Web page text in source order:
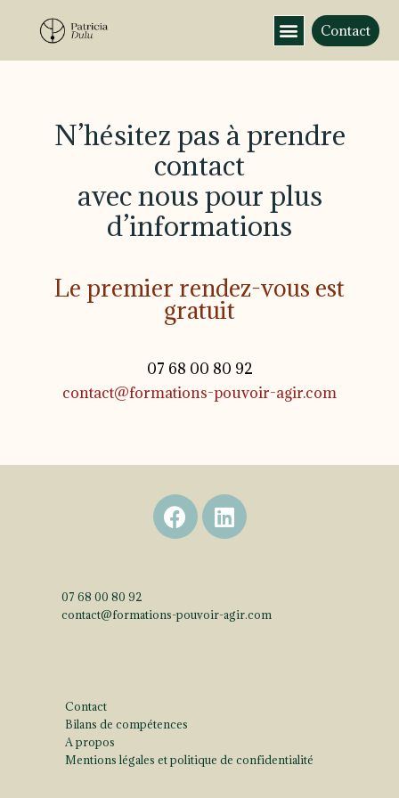
Contact
N’hésitez pas à prendre
contact
avec nous pour plus
d’informations
Le premier rendez-vous est
gratuit
07 68 00 80 92
contact@formations-pouvoir-agir.com
Contact
Bilans de compétences
A propos
Mentions légales et politique de confidentialité
07 68 00 80 92
contact@formations-pouvoir-agir.com